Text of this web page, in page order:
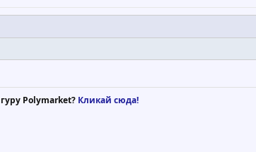
Polymarket? Кликай сюда!